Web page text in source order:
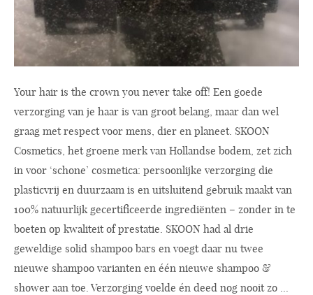
Your hair is the crown you never take off! Een goede
verzorging van je haar is van groot belang, maar dan wel
graag met respect voor mens, dier en planeet. SKOON
Cosmetics, het groene merk van Hollandse bodem, zet zich
in voor ‘schone’ cosmetica: persoonlijke verzorging die
plasticvrij en duurzaam is en uitsluitend gebruik maakt van
100% natuurlijk gecertificeerde ingrediënten – zonder in te
boeten op kwaliteit of prestatie. SKOON had al drie
geweldige solid shampoo bars en voegt daar nu twee
nieuwe shampoo varianten en één nieuwe shampoo &
shower aan toe. Verzorging voelde én deed nog nooit zo ...